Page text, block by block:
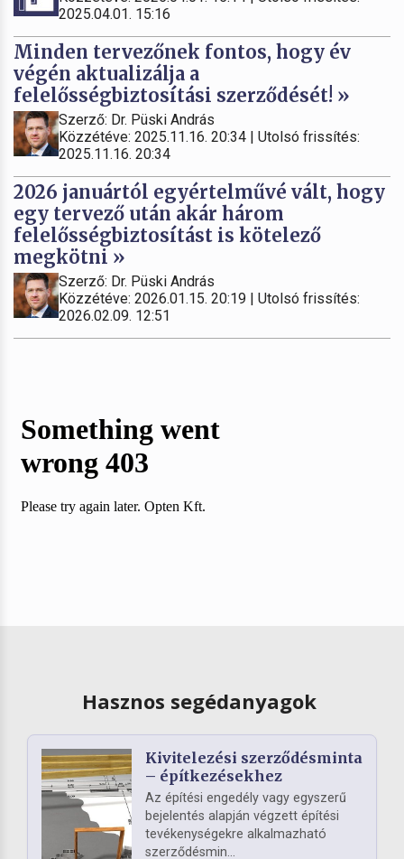
2025.04.01. 15:16
Minden tervezőnek fontos, hogy év
végén aktualizálja a
felelősségbiztosítási szerződését! »
Szerző: Dr. Püski András
Közzétéve: 2025.11.16. 20:34 | Utolsó frissítés:
2025.11.16. 20:34
2026 januártól egyértelművé vált, hogy
egy tervező után akár három
felelősségbiztosítást is kötelező
megkötni »
Szerző: Dr. Püski András
Közzétéve: 2026.01.15. 20:19 | Utolsó frissítés:
2026.02.09. 12:51
Hasznos segédanyagok
Kivitelezési szerződésminta
– építkezésekhez
Az építési engedély vagy egyszerű
bejelentés alapján végzett építési
tevékenységekre alkalmazható
szerződésmin...